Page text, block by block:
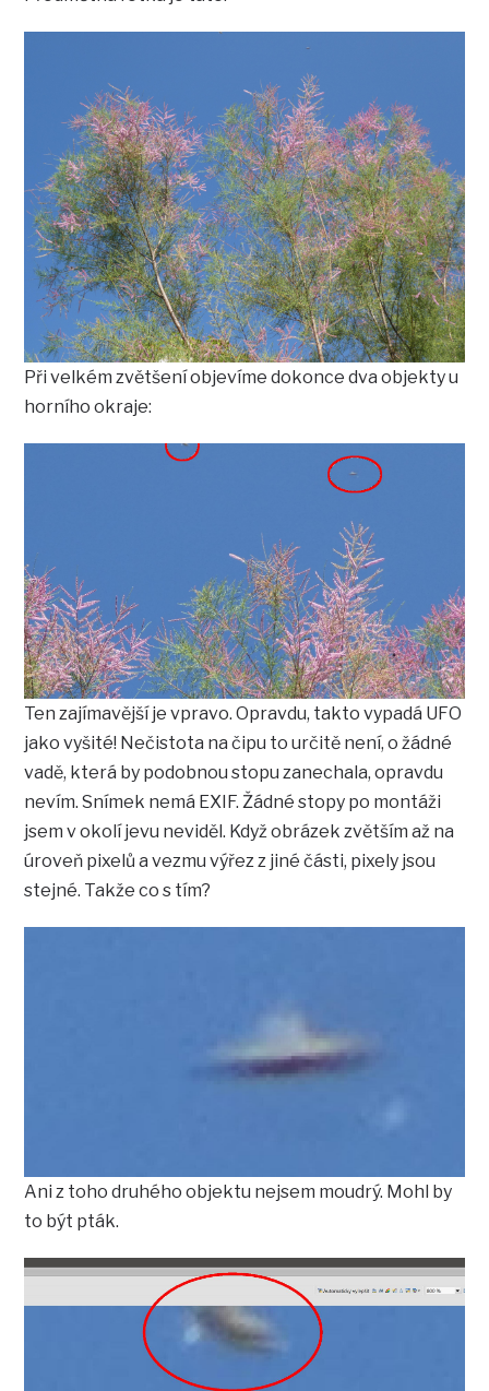
Při velkém zvětšení objevíme dokonce dva objekty u
horního okraje:
Ten zajímavější je vpravo. Opravdu, takto vypadá UFO
jako vyšité! Nečistota na čipu to určitě není, o žádné
vadě, která by podobnou stopu zanechala, opravdu
nevím. Snímek nemá EXIF. Žádné stopy po montáži
jsem v okolí jevu neviděl. Když obrázek zvětším až na
úroveň pixelů a vezmu výřez z jiné části, pixely jsou
stejné. Takže co s tím?
Ani z toho druhého objektu nejsem moudrý. Mohl by
to být pták.